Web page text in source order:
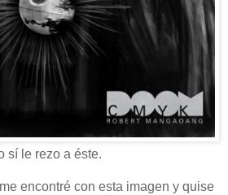
sí le rezo a éste.
me encontré con esta imagen y quise